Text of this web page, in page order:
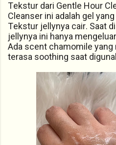
Tekstur dari Gentle Hour
Cleanser ini adalah gel
Tekstur jellynya cair. Saat
jellynya ini hanya
Ada scent chamomile
terasa soothing saat